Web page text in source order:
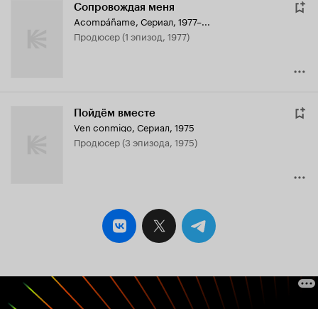
Сопровождая меня
Acompáñame, Сериал, 1977–...
продюсер (1 эпизод, 1977)
Пойдём вместе
Ven conmigo, Сериал, 1975
продюсер (3 эпизода, 1975)